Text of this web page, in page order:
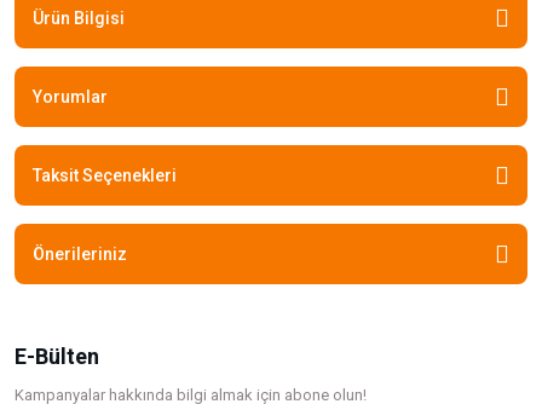
Ürün Bilgisi
Yorumlar
Taksit Seçenekleri
Önerileriniz
E-Bülten
Kampanyalar hakkında bilgi almak için abone olun!